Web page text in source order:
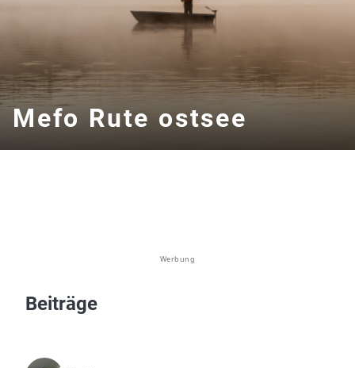
Mefo Rute ostsee
Werbung
Beiträge